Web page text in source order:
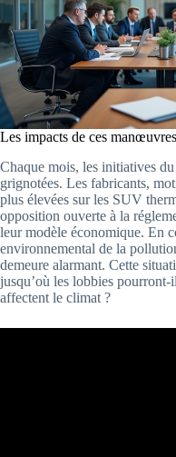
Les impacts de ces
Chaque mois, les initiatives
grignotées. Les fabricants,
plus élevées sur les SUV
opposition ouverte à la
leur modèle économique. En
environnemental de la
demeure alarmant. Cette
jusqu’où les lobbies
affectent le climat ?